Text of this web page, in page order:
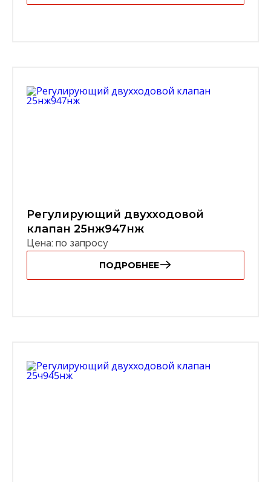
Регулирующий двухходовой
клапан 25нж947нж
Цена: по запросу
ПОДРОБНЕЕ